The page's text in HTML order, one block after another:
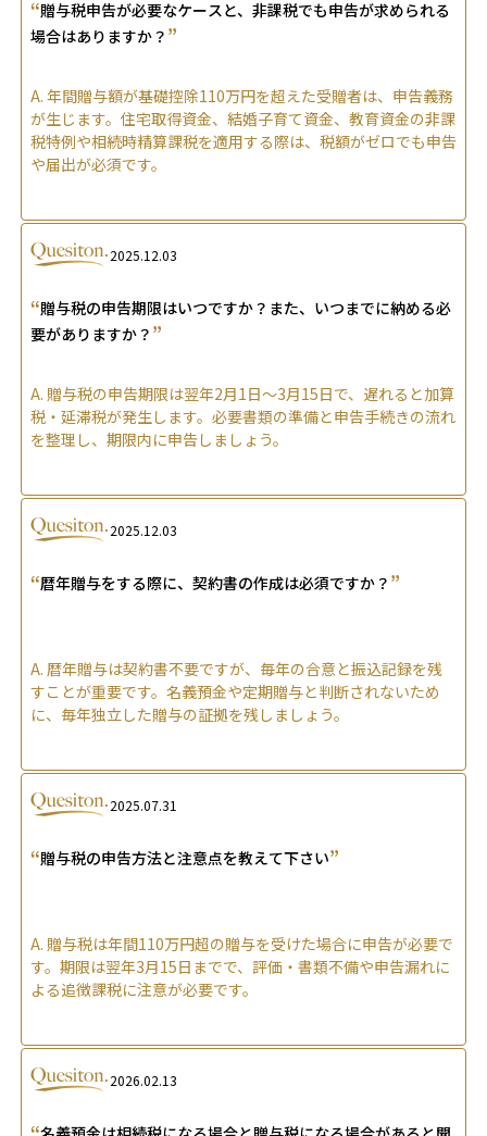
“贈与税申告が必要なケースと、非課税でも申告が求められる
場合はありますか？ ”
A. 年間贈与額が基礎控除110万円を超えた受贈者は、申告義務
が生じます。住宅取得資金、結婚子育て資金、教育資金の非課
税特例や相続時精算課税を適用する際は、税額がゼロでも申告
や届出が必須です。
2025.12.03
“贈与税の申告期限はいつですか？また、いつまでに納める必
要がありますか？ ”
A. 贈与税の申告期限は翌年2月1日〜3月15日で、遅れると加算
税・延滞税が発生します。必要書類の準備と申告手続きの流れ
を整理し、期限内に申告しましょう。
2025.12.03
“暦年贈与をする際に、契約書の作成は必須ですか？ ”
A. 暦年贈与は契約書不要ですが、毎年の合意と振込記録を残
すことが重要です。名義預金や定期贈与と判断されないため
に、毎年独立した贈与の証拠を残しましょう。
2025.07.31
“贈与税の申告方法と注意点を教えて下さい”
A. 贈与税は年間110万円超の贈与を受けた場合に申告が必要で
す。期限は翌年3月15日までで、評価・書類不備や申告漏れに
よる追徴課税に注意が必要です。
2026.02.13